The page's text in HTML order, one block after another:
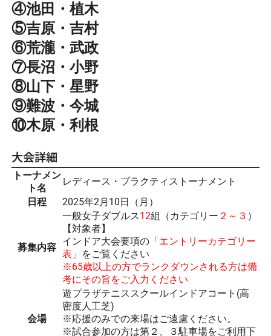
④池田・植木
⑤吉原・吉村
⑥荒瀧・武政
⑦長沼・小野
⑧山下・星野
⑨難波・今城
⑩木原・利根
大会詳細
トーナメン
ト名
レディース・プラクティストーナメント
日程
2025年2月10日（月）
募集内容
一般女子ダブルス12組（カテゴリー ２～３ ）
【対象者】
インドア大会要項の「 エントリーカテゴリー
表 」をご覧ください
※65歳以上の方でランクダウンされる方は備
考にその旨をご入力ください
会場
遊プラザテニススクールインドアコート(高
密度人工芝)
※応援のみでの来場はご遠慮ください。
※試合参加の方は第２、３駐車場をご利用下